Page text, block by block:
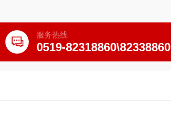
服务热线
0519-82318860\82338860